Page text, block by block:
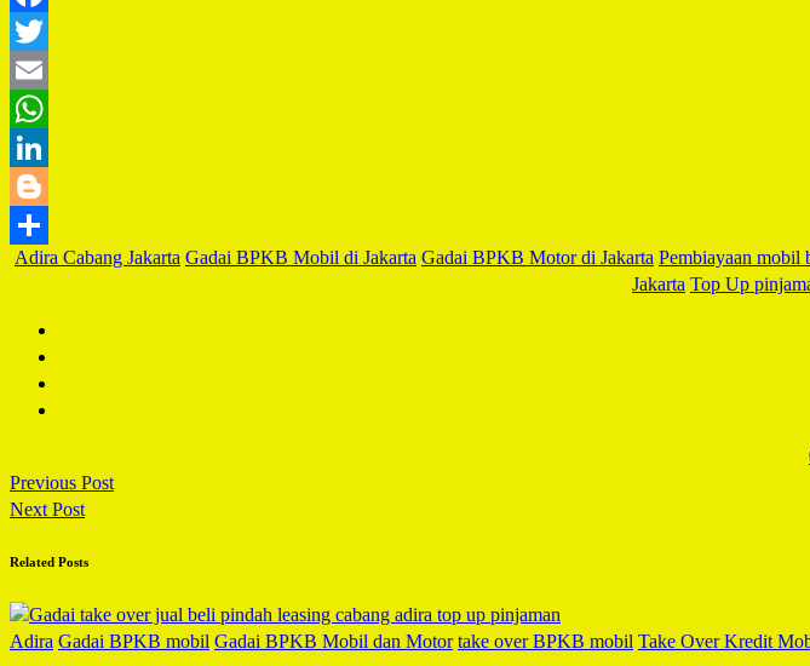
Adira Cabang Jakarta Gadai BPKB Mobil di Jakarta Gadai BPKB Motor di Jakarta Pembiayaan mobil
Jakarta Top Up
Previous Post
Next Post
Related Posts
Adira Gadai BPKB mobil Gadai BPKB Mobil dan Motor take over BPKB mobil Take Over Kredit